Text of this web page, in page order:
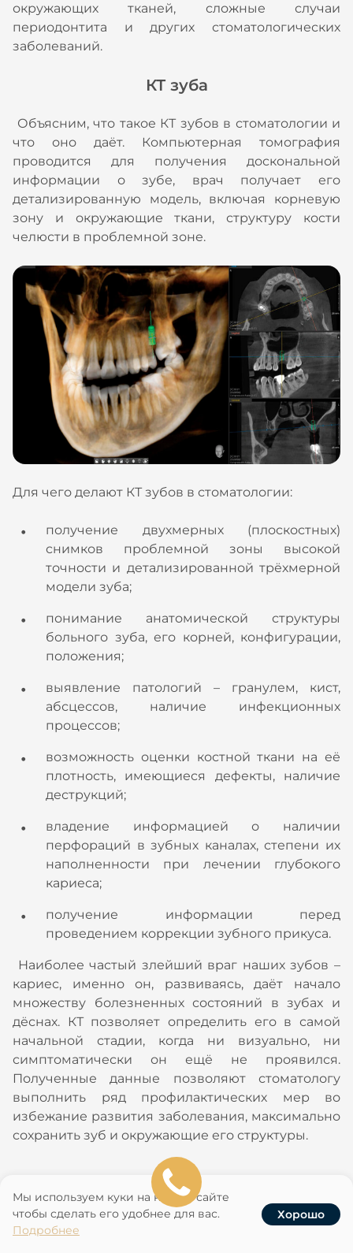
окружающих тканей, сложные случаи
периодонтита и других стоматологических
заболеваний.
КТ зуба
Объясним, что такое КТ зубов в стоматологии и
что оно даёт. Компьютерная томография
проводится для получения доскональной
информации о зубе, врач получает его
детализированную модель, включая корневую
зону и окружающие ткани, структуру кости
челюсти в проблемной зоне.
Для чего делают КТ зубов в стоматологии:
получение двухмерных (плоскостных)
снимков проблемной зоны высокой
точности и детализированной трёхмерной
модели зуба;
понимание анатомической структуры
больного зуба, его корней, конфигурации,
положения;
выявление патологий – гранулем, кист,
абсцессов, наличие инфекционных
процессов;
возможность оценки костной ткани на её
плотность, имеющиеся дефекты, наличие
деструкций;
владение информацией о наличии
перфораций в зубных каналах, степени их
наполненности при лечении глубокого
кариеса;
получение информации перед
проведением коррекции зубного прикуса.
Наиболее частый злейший враг наших зубов –
кариес, именно он, развиваясь, даёт начало
множеству болезненных состояний в зубах и
дёснах. КТ позволяет определить его в самой
начальной стадии, когда ни визуально, ни
симптоматически он ещё не проявился.
Полученные данные позволяют стоматологу
выполнить ряд профилактических мер во
избежание развития заболевания, максимально
сохранить зуб и окружающие его структуры.
Вредно ли проводить КТ
Услуги Акции
Мы используем куки на нашем сайте
чтобы сделать его удобнее для вас.
Подробнее
Хорошо